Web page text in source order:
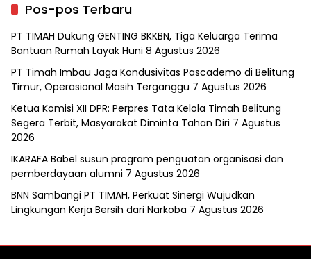
Pos-pos Terbaru
PT TIMAH Dukung GENTING BKKBN, Tiga Keluarga Terima
Bantuan Rumah Layak Huni 8 Agustus 2026
PT Timah Imbau Jaga Kondusivitas Pascademo di Belitung
Timur, Operasional Masih Terganggu 7 Agustus 2026
Ketua Komisi XII DPR: Perpres Tata Kelola Timah Belitung
Segera Terbit, Masyarakat Diminta Tahan Diri 7 Agustus
2026
IKARAFA Babel susun program penguatan organisasi dan
pemberdayaan alumni 7 Agustus 2026
BNN Sambangi PT TIMAH, Perkuat Sinergi Wujudkan
Lingkungan Kerja Bersih dari Narkoba 7 Agustus 2026